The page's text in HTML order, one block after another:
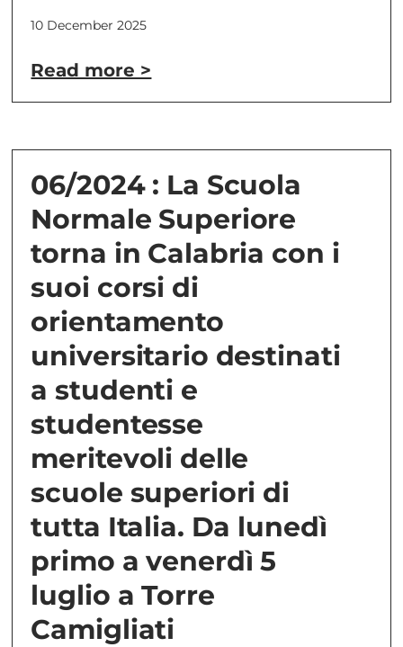
10 December 2025
Read more >
06/2024 : La Scuola
Normale Superiore
torna in Calabria con i
suoi corsi di
orientamento
universitario destinati
a studenti e
studentesse
meritevoli delle
scuole superiori di
tutta Italia. Da lunedì
primo a venerdì 5
luglio a Torre
Camigliati